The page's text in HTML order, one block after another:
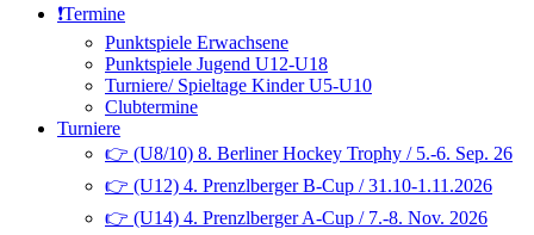
❗️Termine
Punktspiele Erwachsene
Punktspiele Jugend U12-U18
Turniere/ Spieltage Kinder U5-U10
Clubtermine
Turniere
👉 (U8/10) 8. Berliner Hockey Trophy / 5.-6. Sep. 26
👉 (U12) 4. Prenzlberger B-Cup / 31.10-1.11.2026
👉 (U14) 4. Prenzlberger A-Cup / 7.-8. Nov. 2026